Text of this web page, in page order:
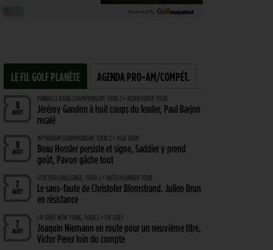
LE FIL GOLF PLANÈTE AGENDA PRO-AM/COMPÉT.
8
AOÛT
PINNACLE BANK CHAMPIONSHIP, TOUR 2 > KORN FERRY TOUR
Jérémy Gandon à huit coups du leader, Paul Barjon
recalé
8
AOÛT
WYNDHAM CHAMPIONSHIP, TOUR 2 > PGA TOUR
Beau Hossler persiste et signe, Saddier y prend
goût, Pavon gâche tout
7
AOÛT
SCOTTISH CHALLENGE, TOUR 2 > HOTELPLANNER TOUR
Le sans-faute de Christofer Blomstrand. Julien Brun
en résistance
7
AOÛT
LIV GOLF NEW YORK, TOUR 2 > LIV GOLF
Joaquin Niemann en route pour un neuvième titre,
Victor Perez loin du compte